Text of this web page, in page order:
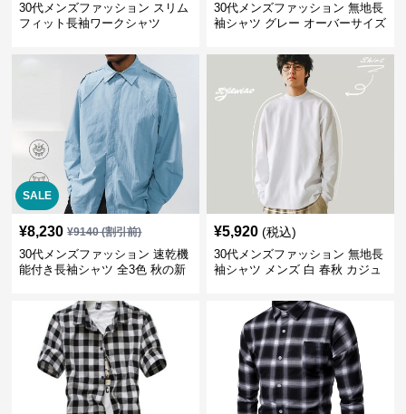
30代メンズファッション スリム
フィット長袖ワークシャツ
30代メンズファッション 無地長
袖シャツ グレー オーバーサイズ
SALE
¥8,230 ¥9140(割引前)
30代メンズファッション 速乾機
能付き長袖シャツ 全3色 秋の新
¥5,920 (税込)
30代メンズファッション 無地長
袖シャツ メンズ 白 春秋 カジュ